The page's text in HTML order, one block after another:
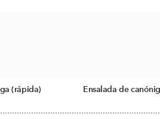
(rápida) Ensalada de